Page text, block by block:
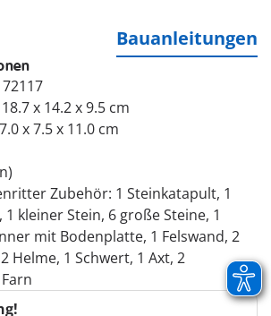
Bauanleitungen
72117
18.7 x 14.2 x 9.5 cm
x 7.5 x 11.0 cm
Zubehör: 1 Steinkatapult, 1
kleiner Stein, 6 große Steine, 1
mit Bodenplatte, 1 Felswand, 2
Helme, 1 Schwert, 1 Axt, 2